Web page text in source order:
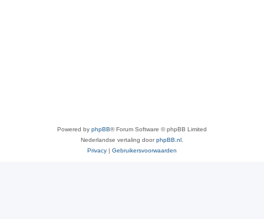
Powered by phpBB® Forum Software © phpBB Limited
Nederlandse vertaling doorphpBB.nl
Privacy | Gebruikersvoorwaarden